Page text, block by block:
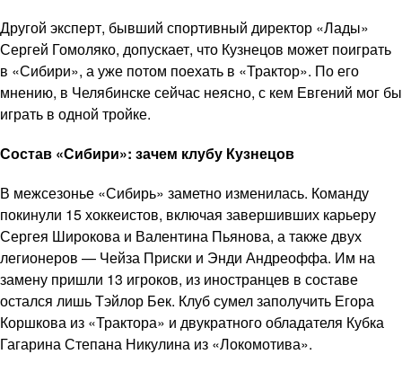
Другой эксперт, бывший спортивный директор «Лады»
Сергей Гомоляко, допускает, что Кузнецов может поиграть
в «Сибири», а уже потом поехать в «Трактор». По его
мнению, в Челябинске сейчас неясно, с кем Евгений мог бы
играть в одной тройке.
Состав «Сибири»: зачем клубу Кузнецов
В межсезонье «Сибирь» заметно изменилась. Команду
покинули 15 хоккеистов, включая завершивших карьеру
Сергея Широкова и Валентина Пьянова, а также двух
легионеров — Чейза Приски и Энди Андреоффа. Им на
замену пришли 13 игроков, из иностранцев в составе
остался лишь Тэйлор Бек. Клуб сумел заполучить Егора
Коршкова из «Трактора» и двукратного обладателя Кубка
Гагарина Степана Никулина из «Локомотива».